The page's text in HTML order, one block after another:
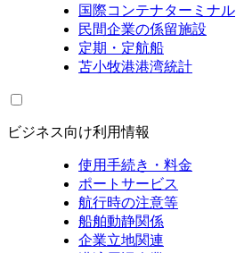
国際コンテナターミナル
民間企業の係留施設
定期・定航船
苫小牧港港湾統計
ビジネス向け利用情報
使用手続き・料金
ポートサービス
航行時の注意等
船舶動静関係
企業立地関連